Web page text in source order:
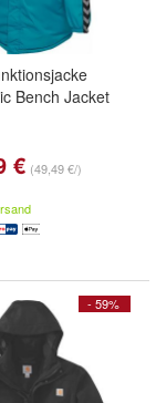
Bench Jacket
€ (49,49 €/)
- 59%